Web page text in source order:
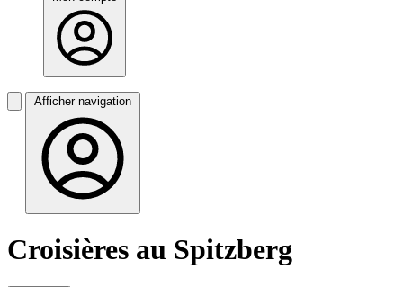
Afficher navigation
Croisières au Spitzberg